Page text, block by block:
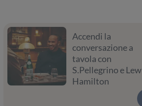
Accendi la
conversazione a
tavola con
S.Pellegrino e Lewis
Hamilton